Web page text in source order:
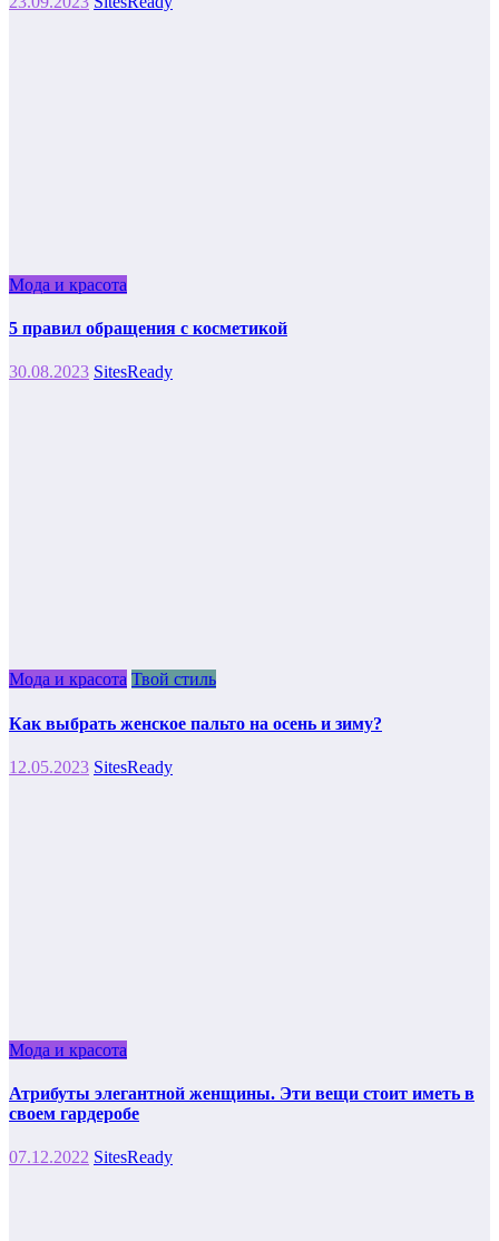
Мода и красота
5 правил обращения с косметикой
30.08.2023 SitesReady
Мода и красота Твой стиль
Как выбрать женское пальто на осень и зиму?
12.05.2023 SitesReady
Мода и красота
Атрибуты элегантной женщины. Эти вещи стоит иметь в
своем гардеробе
07.12.2022 SitesReady